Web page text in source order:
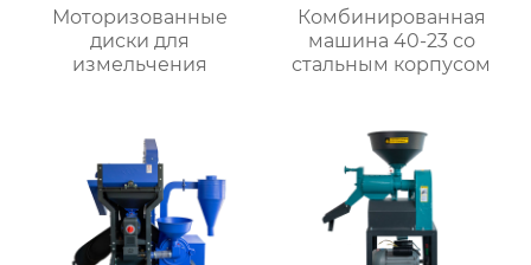
Моторизованные
диски для
измельчения
Комбинированная
машина 40-23 со
стальным корпусом